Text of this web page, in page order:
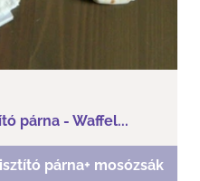
párna - Waffel...
párna+ mosózsák